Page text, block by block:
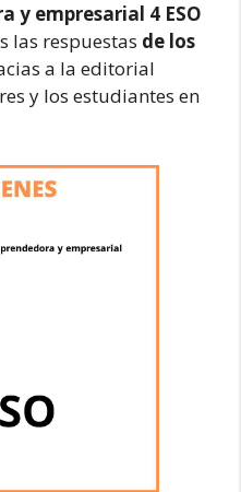
y empresarial 4 ESO
las respuestas de los
a la editorial
y los estudiantes en